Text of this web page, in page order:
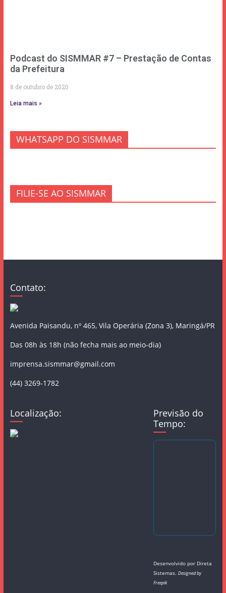
Podcast do SISMMAR #7 – Prestação de Contas
da Prefeitura
8 de outubro de 2020
Leia mais »
WHATSAPP DO SISMMAR
FILIE-SE AO SISMMAR
Contato:
Avenida Paisandu, nº 465, Vila Operária (Zona 3), Maringá/PR
Das 08h às 18h (não fecha mais ao meio-dia)
imprensa.sismmar@gmail.com
(44) 3269-1782
Localização:
Previsão do
Tempo:
Desenvolvido por Direta
Sistemas.Designed by
Freepik